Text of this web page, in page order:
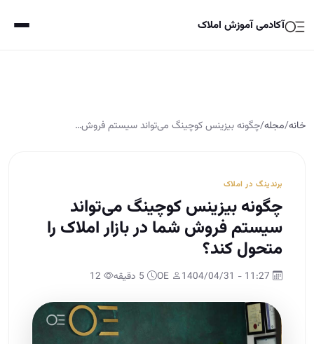
آکادمی آموزش املاک
خانه/مجله/چگونه بیزینس کوچینگ می‌تواند سیستم فروش…
برندینگ در املاک
چگونه بیزینس کوچینگ می‌تواند
سیستم فروش شما در بازار املاک را
متحول کند؟